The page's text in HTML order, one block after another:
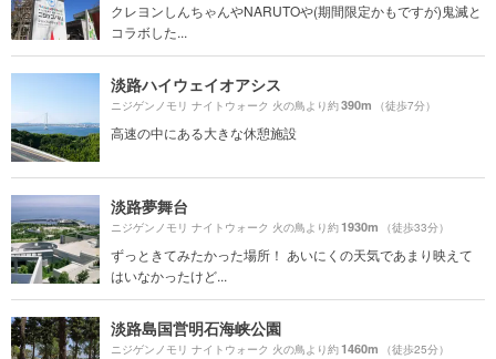
クレヨンしんちゃんやNARUTOや(期間限定かもですが)鬼滅と
コラボした...
淡路ハイウェイオアシス
ニジゲンノモリ ナイトウォーク 火の鳥より約390m （徒歩7分）
高速の中にある大きな休憩施設
淡路夢舞台
ニジゲンノモリ ナイトウォーク 火の鳥より約1930m （徒歩33分）
ずっときてみたかった場所！ あいにくの天気であまり映えて
はいなかったけど...
淡路島国営明石海峡公園
ニジゲンノモリ ナイトウォーク 火の鳥より約1460m （徒歩25分）